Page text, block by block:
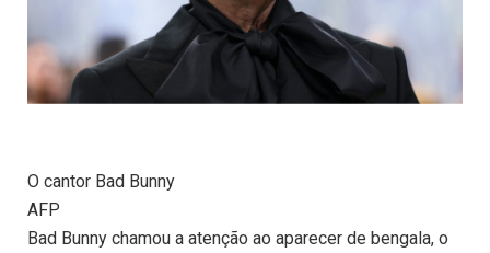
O cantor Bad Bunny
AFP
Bad Bunny chamou a atenção ao aparecer de bengala, o